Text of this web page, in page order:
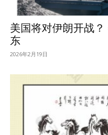
美国将对伊朗开战
东
2026年2月19日